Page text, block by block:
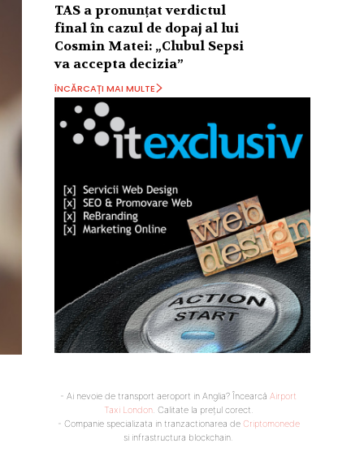
TAS a pronunțat verdictul
final în cazul de dopaj al lui
Cosmin Matei: „Clubul Sepsi
va accepta decizia”
ÎNCĂRCAȚI MAI MULTE
- Ai nevoie de transport aeroport in Anglia? Încearcă Airport
Taxi London. Calitate la prețul corect.
- Companie specializata in tranzactionarea de Criptomonede
si infrastructura blockchain.